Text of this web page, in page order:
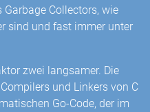
Garbage Collectors, wie
sind und fast immer unter
zwei langsamer. Die
und Linkers von C
Go-Code, der im